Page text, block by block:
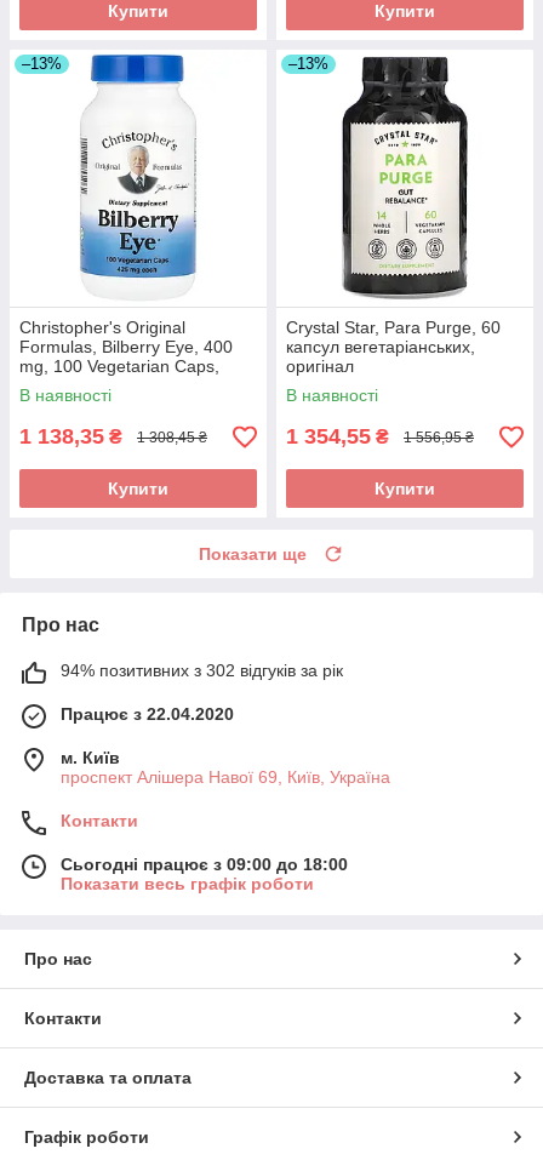
Купити Купити
–13%
Christopher's Original
Formulas, Bilberry Eye, 400
mg, 100 Vegetarian Caps,
оригінал
В наявності
1 138,35 ₴ 1 308,45 ₴
Купити
–13%
Crystal Star, Para Purge, 60
капсул вегетаріанських,
оригінал
В наявності
1 354,55 ₴ 1 556,95 ₴
Купити
Показати ще
Про нас
94% позитивних з 302 відгуків за рік
Працює з 22.04.2020
м. Київ
проспект Алішера Навої 69, Київ, Україна
Контакти
Сьогодні працює з 09:00 до 18:00
Показати весь графік роботи
Про нас
Контакти
Доставка та оплата
Графік роботи